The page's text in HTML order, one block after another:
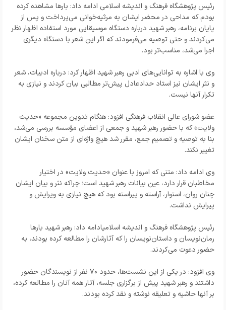
رئیس پژوهشگاه فرهنگ و اندیشه اسلامی ادامه داد: بارها مشاهده کرده
بودم که مداحی در محضر ایشان به مرثیه‌خوانی می‌پرداخت و پس از
پایان برنامه، رهبر شهید درباره دستگاه موسیقایی مورد استفاده اظهار نظر
می‌کردند و حتی توصیه می‌فرمودند که اگر این شعر با دستگاه دیگری
اجرا می‌شد، مناسب‌تر بود.
وی با اشاره به توانایی‌های ادبی رهبر شهید اظهار کرد: درباره ادبیات، شعر
و نثر ایشان نیز استاد حدادعادل پیش‌تر مطالبی بیان کردند و نیازی به
تکرار آنها نیست.
عضو شورای عالی انقلاب فرهنگی افزود: هنگام تدوین مجموعه «حدیث
ولایت» که با حضور رهبر شهید و جمعی از اعضای مؤسسه بررسی می‌شد،
بنا به توصیه و تصمیم جمع، مقرر شد هیچ واژه‌ای از متن سخنان ایشان
تغییر نکند.
وی ادامه داد: متنی که امروز با عنوان «حدیث ولایت» در اختیار
مخاطبان قرار دارد، عین بیانات رهبر شهید است؛ چراکه نثر و بیان ایشان
چنان روان، استوار، آراسته و پیراسته بود که هیچ نیازی به ویرایش و
پیرایش نداشت.
رئیس پژوهشگاه فرهنگ و اندیشه اسلامیادامه داد: رهبر شهید بارها
رمان‌نویسان و داستان‌نویسان را که آثارشان را مطالعه کرده بودند، به
حضور دعوت می‌کردند.
وی افزود: در یکی از این نشست‌ها، حدود ۷۰ نفر از نویسندگان حضور
داشتند و رهبر شهید پیش از برگزاری جلسه، آثار همه آنان را مطالعه کرده،
بر آنها حاشیه و تعلیقه نوشته و نقد کرده بودند.